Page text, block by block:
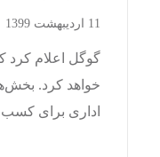
11 اردیبهشت 1399
گوگل اعلام کرد
خواهد کرد.
اداری برای